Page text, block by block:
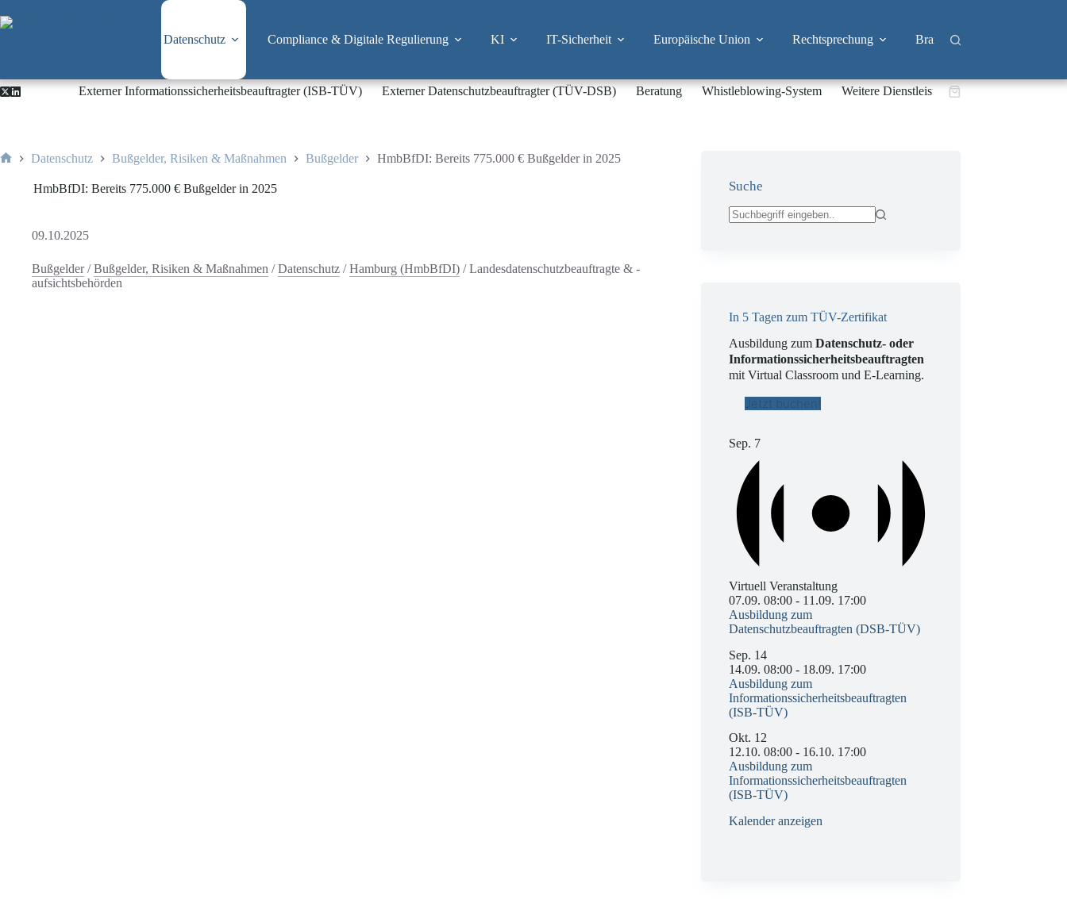
Inhalt
Datenschutz Compliance & Digitale Regulierung KI IT-Sicherheit Europäische Union Rechtsprechung Branchen
Externer Informationssicherheitsbeauftragter (ISB-TÜV) Externer Datenschutzbeauftragter (TÜV-DSB) Beratung Whistleblowing-System Weitere DienstleistungenWarenkorb
Datenschutz Bußgelder, Risiken & Maßnahmen Bußgelder HmbBfDI: Bereits 775.000 € Bußgelder in 2025
HmbBfDI: Bereits 775.000 € Bußgelder in 2025
09.10.2025
Bußgelder/Bußgelder, Risiken & Maßnahmen /Datenschutz /Hamburg (HmbBfDI) /Landesdatenschutzbeauftragte & -
aufsichtsbehörden
Suche
In 5 Tagen zum TÜV-Zertifikat
Ausbildung zumDatenschutz- oder
Informationssicherheitsbeauftragten
mit Virtual Classroom und E-Learning.
Jetzt buchen!
Sep. 7
Virtuell Veranstaltung
07.09. 08:00 - 11.09. 17:00
Ausbildung zum
Datenschutzbeauftragten (DSB-TÜV)
Sep. 14
14.09. 08:00 - 18.09. 17:00
Ausbildung zum
Informationssicherheitsbeauftragten
(ISB-TÜV)
Okt. 12
12.10. 08:00 - 16.10. 17:00
Ausbildung zum
Informationssicherheitsbeauftragten
(ISB-TÜV)
Kalender anzeigen